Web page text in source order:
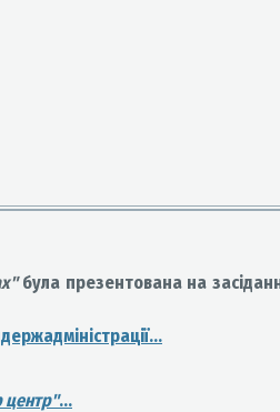
була презентована на
центр"...